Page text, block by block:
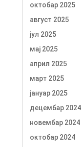
октобар 2025
август 2025
јул 2025
мај 2025
април 2025
март 2025
јануар 2025
децембар 2024
новембар 2024
октобар 2024